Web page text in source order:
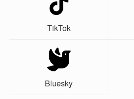
TikTok
Bluesky